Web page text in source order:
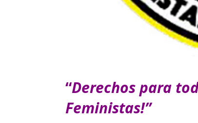
“Derechos para
Feministas!”